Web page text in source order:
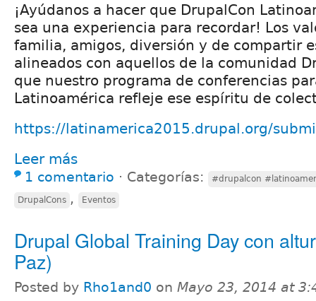
¡Ayúdanos a hacer que DrupalCon
sea una experiencia para recordar! Los
familia, amigos, diversión y de compartir
alineados con aquellos de la comunidad
que nuestro programa de conferencias
Latinoamérica refleje ese espíritu de
https://latinamerica2015.drupal.org/
Leer más
1 comentario ⋅ Categorías: #drupalcon
DrupalCons , Eventos
Drupal Global Training Day con
Paz)
Posted by Rho1and0 on Mayo 23, 2014 at